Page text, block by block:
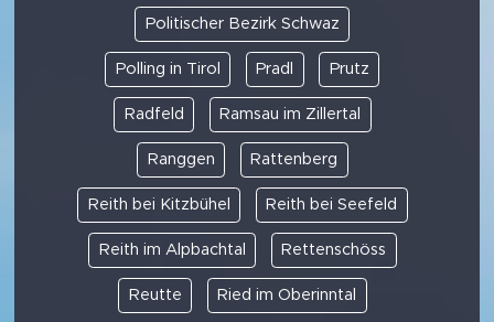
Politischer Bezirk Schwaz
Polling in Tirol Pradl Prutz
Radfeld Ramsau im Zillertal
Ranggen Rattenberg
Reith bei Kitzbühel Reith bei Seefeld
Reith im Alpbachtal Rettenschöss
Reutte Ried im Oberinntal